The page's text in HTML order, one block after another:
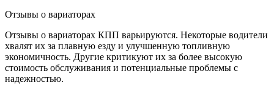
Отзывы о вариаторах
Отзывы о вариаторах КПП варьируются. Некоторые водители
хвалят их за плавную езду и улучшенную топливную
экономичность. Другие критикуют их за более высокую
стоимость обслуживания и потенциальные проблемы с
надежностью.